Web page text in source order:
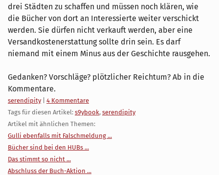
drei Städten zu schaffen und müssen noch klären, wie
die Bücher von dort an Interessierte weiter verschickt
werden. Sie dürfen nicht verkauft werden, aber eine
Versandkostenerstattung sollte drin sein. Es darf
niemand mit einem Minus aus der Geschichte rausgehen.
Gedanken? Vorschläge? plötzlicher Reichtum? Ab in die
Kommentare.
Kategorien:
serendipity| 4 Kommentare
Tags für diesen Artikel: s9ybook, serendipity
Artikel mit ähnlichen Themen:
Gulli ebenfalls mit Falschmeldung ...
Bücher sind bei den HUBs ...
Das stimmt so nicht ...
Abschluss der Buch-Aktion ...